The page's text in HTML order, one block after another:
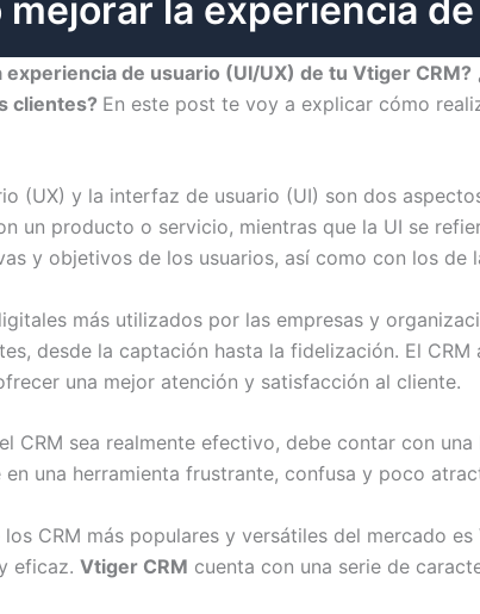
mejorar la experiencia
de usuario (UI/UX) de tu Vtiger CRM?
clientes? En este post te voy a explicar cómo
(UX) y la interfaz de usuario (UI) son dos
un producto o servicio, mientras que la UI se
y objetivos de los usuarios, así como con los
más utilizados por las empresas y
desde la captación hasta la fidelización. El
una mejor atención y satisfacción al cliente.
CRM sea realmente efectivo, debe contar con
una herramienta frustrante, confusa y poco
CRM más populares y versátiles del mercado es
eficaz. Vtiger CRM cuenta con una serie de